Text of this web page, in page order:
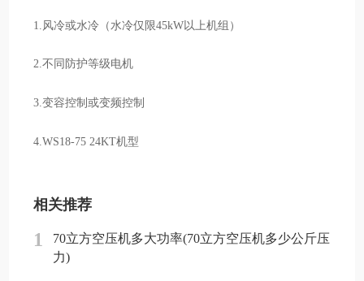
1.风冷或水冷（水冷仅限45kW以上机组）
2.不同防护等级电机
3.变容控制或变频控制
4.WS18-75 24KT机型
相关推荐
1
70立方空压机多大功率(70立方空压机多少公斤压
力)